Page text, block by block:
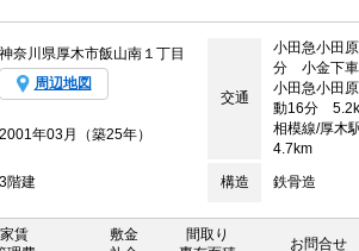
神奈川県厚木市飯山南１丁目
周辺地図
交通
小田急小田
分 小金下車
小田急小田
動16分
相模線/厚木
4.7km
2001年03月（築25年）
3階建 構造 鉄骨造
家賃
敷金
間取り
お問合せ